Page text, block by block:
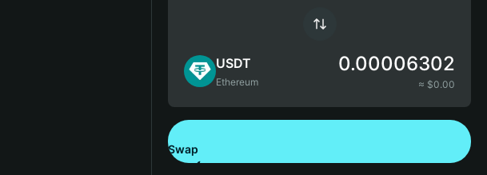
USDT
Ethereum
0.00006302
≈ $0.00
Swap